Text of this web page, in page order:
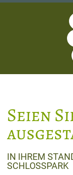
Seien
IN IHREM
SCHLOSSPARK